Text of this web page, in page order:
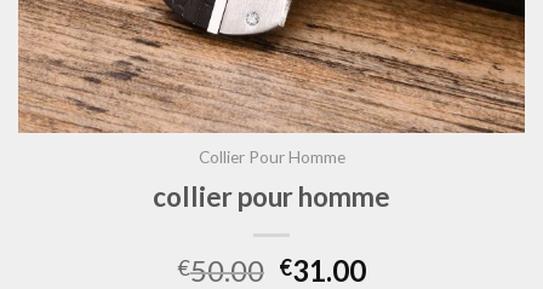
Collier Pour Homme
collier pour homme
€50.00 €31.00